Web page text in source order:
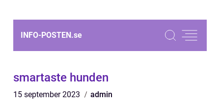
INFO-POSTEN.se
smartaste hunden
15 september 2023 admin